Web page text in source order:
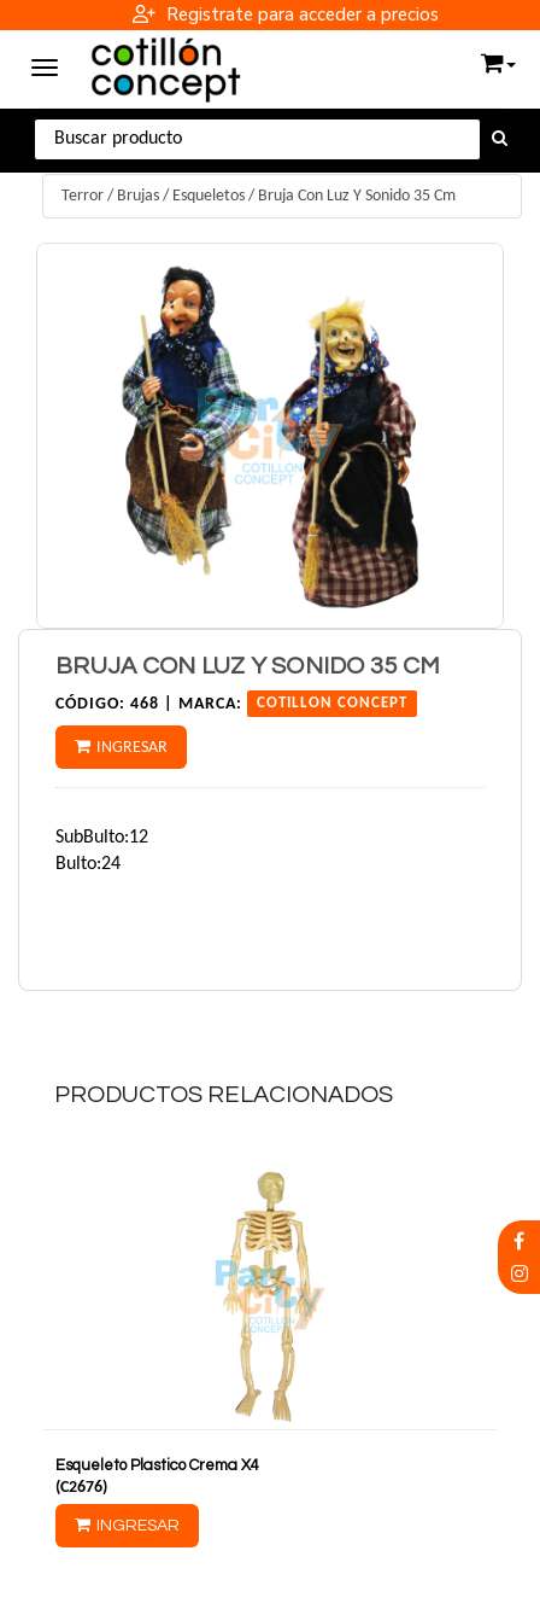
Registrate para acceder a precios
Toggle navigation
Terror / Brujas / Esqueletos / Bruja Con Luz Y Sonido 35 Cm
BRUJA CON LUZ Y SONIDO 35 CM
CÓDIGO: 468 | MARCA: COTILLON CONCEPT
INGRESAR
SubBulto:12
Bulto:24
PRODUCTOS RELACIONADOS
Esqueleto Plastico Crema X4
(C2676)
INGRESAR